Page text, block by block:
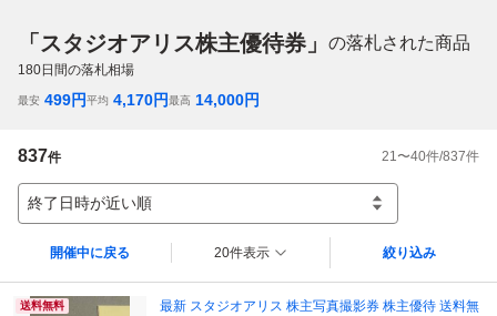
「スタジオアリス株主優待券」 の落札された商品
180日間の落札相場
最安 499円平均 4,170円最高 14,000円
837件 21 〜40件/837件
終了日時が近い順
開催中に戻る 20件表示 絞り込み
送料無料
最新 スタジオアリス 株主写真撮影券 株主優待 送料無